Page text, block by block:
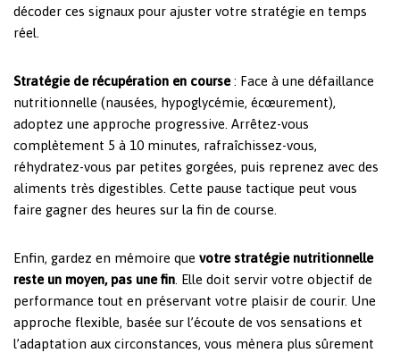
décoder ces signaux pour ajuster votre stratégie en temps
réel.
Stratégie de récupération en course: Face à une défaillance
nutritionnelle (nausées, hypoglycémie, écœurement),
adoptez une approche progressive. Arrêtez-vous
complètement 5 à 10 minutes, rafraîchissez-vous,
réhydratez-vous par petites gorgées, puis reprenez avec des
aliments très digestibles. Cette pause tactique peut vous
faire gagner des heures sur la fin de course.
Enfin, gardez en mémoire que votre stratégie nutritionnelle
reste un moyen, pas une fin . Elle doit servir votre objectif de
performance tout en préservant votre plaisir de courir. Une
approche flexible, basée sur l’écoute de vos sensations et
l’adaptation aux circonstances, vous mènera plus sûrement